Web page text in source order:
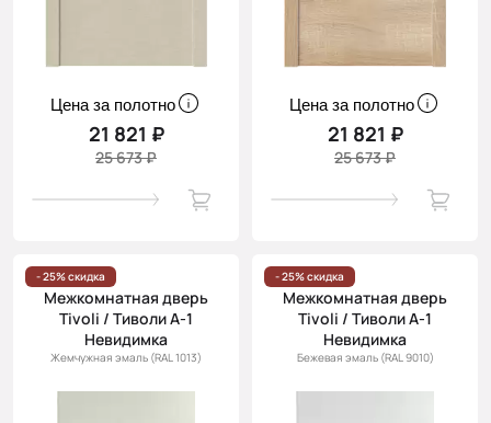
Цена за полотно
21 821 ₽
25 673 ₽
Цена за полотно
21 821 ₽
25 673 ₽
- 25% скидка
Межкомнатная дверь
Tivoli / Тиволи А-1
Невидимка
Жемчужная эмаль (RAL 1013)
- 25% скидка
Межкомнатная дверь
Tivoli / Тиволи А-1
Невидимка
Бежевая эмаль (RAL 9010)